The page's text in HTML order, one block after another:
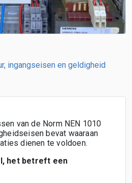
ingangseisen en geldigheid
van de Norm NEN 1010
bevat waaraan
dienen te voldoen.
het betreft een